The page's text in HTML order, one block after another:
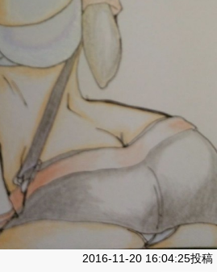
2016-11-20 16:04:25投稿